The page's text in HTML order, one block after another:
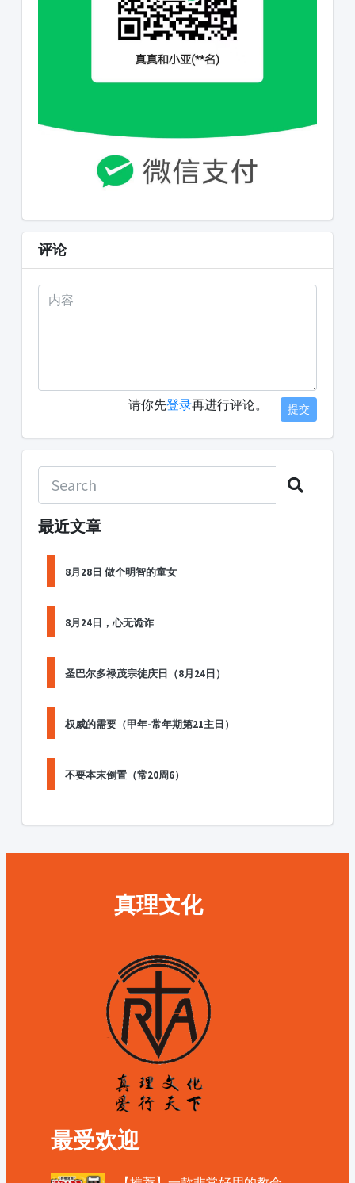
评论
请你先登录再进行评论。 提交
最近文章
8月28日 做个明智的童女
8月24日，心无诡诈
圣巴尔多禄茂宗徒庆日（8月24日）
权威的需要（甲年-常年期第21主日）
不要本末倒置（常20周6）
真理文化
最受欢迎